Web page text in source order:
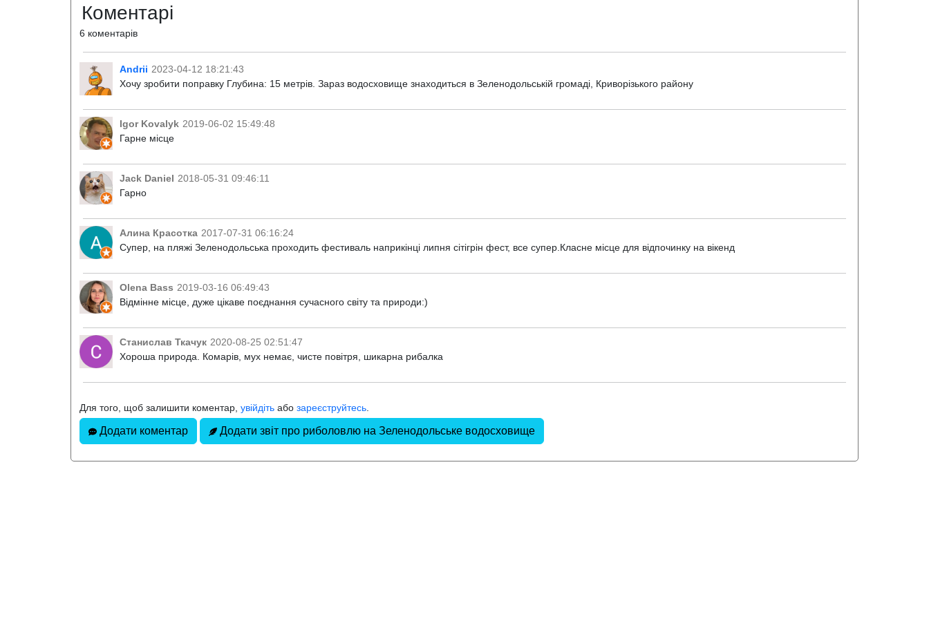
Коментарі
6 коментарів
Andrii 2023-04-12 18:21:43
Хочу зробити поправку Глубина: 15 метрів. Зараз водосховище знаходиться в Зеленодольській громаді, Криворізького району
Igor Kovalyk 2019-06-02 15:49:48
Гарне місце
Jack Daniel 2018-05-31 09:46:11
Гарно
Алина Красотка 2017-07-31 06:16:24
Супер, на пляжі Зеленодольська проходить фестиваль наприкінці липня сітігрін фест, все супер.Класне місце для відпочинку на вікенд
Olena Bass 2019-03-16 06:49:43
Відмінне місце, дуже цікаве поєднання сучасного світу та природи:)
Станислав Ткачук 2020-08-25 02:51:47
Хороша природа. Комарів, мух немає, чисте повітря, шикарна рибалка
Для того, щоб залишити коментар, увійдіть або зареєструйтесь
Додати коментар Додати звіт про риболовлю на Зеленодольське водосховище